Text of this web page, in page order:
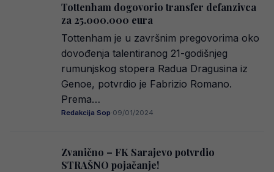
Tottenham dogovorio transfer defanzivca
za 25.000.000 eura
Tottenham je u završnim pregovorima oko
dovođenja talentiranog 21-godišnjeg
rumunjskog stopera Radua Dragusina iz
Genoe, potvrdio je Fabrizio Romano.
Prema…
Redakcija Sop·09/01/2024
Zvanično – FK Sarajevo potvrdio
STRAŠNO pojačanje!